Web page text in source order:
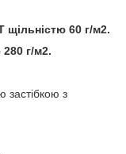
щільністю 60 г/м2.
280 г/м2.
застібкою з